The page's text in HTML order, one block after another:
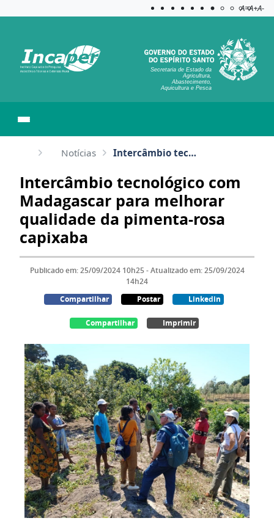
Aplicar
A=A+A-
Secretaria de Estado da
Agricultura,
Abastecimento,
Aquicultura e Pesca
Notícias Intercâmbio tecnológico com Madagascar para melhorar qualidade da pimenta-rosa capixaba
Intercâmbio tecnológico com
Madagascar para melhorar
qualidade da pimenta-rosa
capixaba
Publicado em: 25/09/2024 10h25 - Atualizado em: 25/09/2024
14h24
Compartilhar
Postar Linkedin
Compartilhar Imprimir